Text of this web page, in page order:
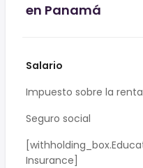
en Panamá
Salario
Impuesto sobre la renta
Seguro social
Insurance]